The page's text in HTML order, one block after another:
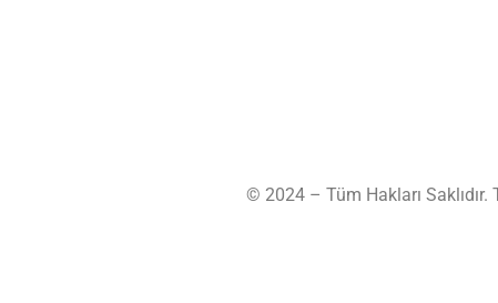
© 2024 – Tüm Hakları Saklıdır.